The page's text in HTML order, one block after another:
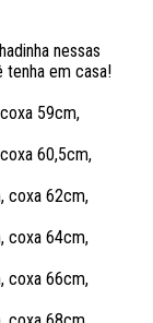
nessas
tenha em casa!
59cm,
60,5cm,
coxa 62cm,
coxa 64cm,
coxa 66cm,